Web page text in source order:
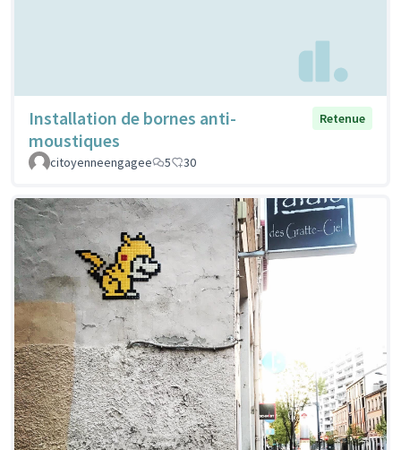
Installation de bornes anti-
moustiques
Retenue
citoyenneengagee 5 30